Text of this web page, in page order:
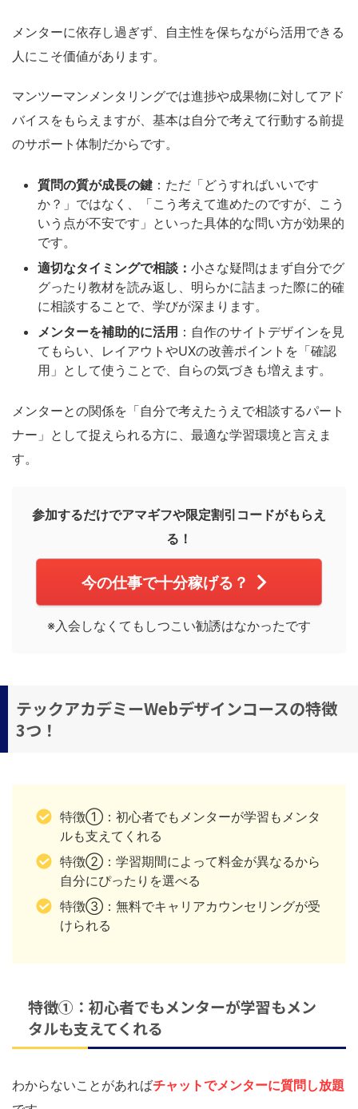
メンターに依存し過ぎず、自主性を保ちながら活用できる
人にこそ価値があります。
マンツーマンメンタリングでは進捗や成果物に対してアド
バイスをもらえますが、基本は自分で考えて行動する前提
のサポート体制だからです。
質問の質が成長の鍵 ：ただ「どうすればいいです
か？」ではなく、「こう考えて進めたのですが、こう
いう点が不安です」といった具体的な問い方が効果的
です。
適切なタイミングで相談： 小さな疑問はまず自分でグ
グったり教材を読み返し、明らかに詰まった際に的確
に相談することで、学びが深まります。
メンターを補助的に活用 ：自作のサイトデザインを見
てもらい、レイアウトやUXの改善ポイントを「確認
用」として使うことで、自らの気づきも増えます。
メンターとの関係を「自分で考えたうえで相談するパート
ナー」として捉えられる方に、最適な学習環境と言えま
す。
参加するだけでアマギフや限定割引コードがもらえ
る！
今の仕事で十分稼げる？
※入会しなくてもしつこい勧誘はなかったです
テックアカデミーWebデザインコースの特徴
3つ！
特徴①：初心者でもメンターが学習もメンタ
ルも支えてくれる
特徴②：学習期間によって料金が異なるから
自分にぴったりを選べる
特徴③：無料でキャリアカウンセリングが受
けられる
特徴①：初心者でもメンターが学習もメン
タルも支えてくれる
わからないことがあればチャットでメンターに質問し放題